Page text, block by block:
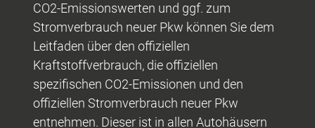
CO2-Emissionswerten und ggf. zum
Stromverbrauch neuer Pkw können Sie dem
Leitfaden über den offiziellen
Kraftstoffverbrauch, die offiziellen
spezifischen CO2-Emissionen und den
offiziellen Stromverbrauch neuer Pkw
entnehmen. Dieser ist in allen Autohäusern